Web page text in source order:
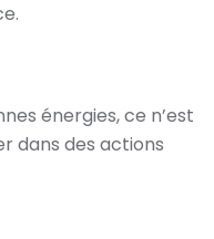
énergies, ce n’est
dans des actions